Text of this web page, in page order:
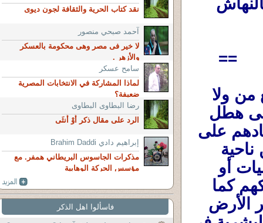
==
نقد كتاب الحرية والثقافة لجون ديوى
آحمد صبحي منصور
لا خير فى مصر وهى محكومة بالعسكر
والأزهر .
سامح عسكر
لماذا المشاركة في الانتخابات المصرية
ضعيفة؟
رضا البطاوى البطاوى
الرد على مقال ذكر أَوْ أُنثَى
إبراهيم دادي Brahim Daddi
مذكرات الجاسوس البريطاني همفر. مع
مؤسس الحركة الوهابية
فاسألوا اهل الذكر